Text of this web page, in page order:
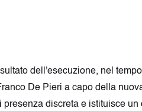
dell'esecuzione, nel
De Pieri a capo della
presenza discreta e istituisce